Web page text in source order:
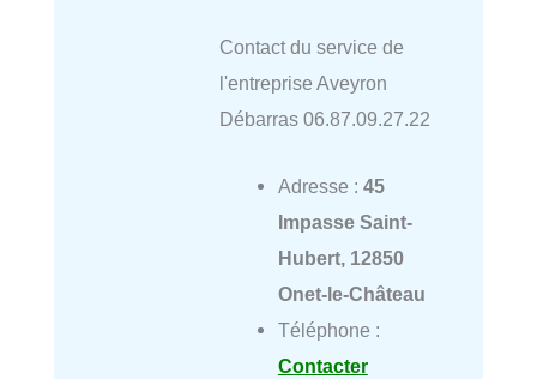
Contact du service de
l'entreprise Aveyron
Débarras 06.87.09.27.22
Adresse : 45
Impasse Saint-
Hubert, 12850
Onet-le-Château
Téléphone :
Contacter